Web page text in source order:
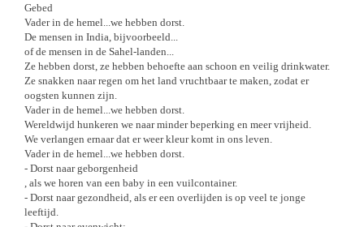
Gebed
Vader in de hemel...we hebben dorst.
De mensen in India, bijvoorbeeld...
of de mensen in de Sahel-landen...
Ze hebben dorst, ze hebben behoefte aan schoon en veilig drinkwater.
Ze snakken naar regen om het land vruchtbaar te maken, zodat er
oogsten kunnen zijn.
Vader in de hemel...we hebben dorst.
Wereldwijd hunkeren we naar minder beperking en meer vrijheid.
We verlangen ernaar dat er weer kleur komt in ons leven.
Vader in de hemel...we hebben dorst.
- Dorst naar geborgenheid
, als we horen van een baby in een vuilcontainer.
- Dorst naar gezondheid, als er een overlijden is op veel te jonge
leeftijd.